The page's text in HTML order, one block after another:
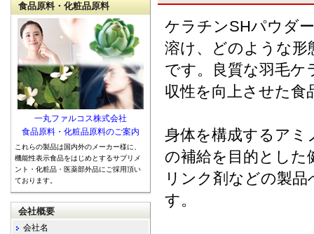
ケラチンSHパウダ
溶け、どのような形
です。良質な羽毛ケ
収性を向上させた食
身体を構成するアミ
の補給を目的とした
リンク剤などの製
す。
食品原料・化粧品原料
一丸ファルコス株式会社
食品原料・化粧品原料のご案内
これらの製品は国内外のメーカー様に、
機能性表示食品をはじめとするサプリメ
ント・化粧品・医薬部外品にご採用頂い
ております。
会社概要
会社名